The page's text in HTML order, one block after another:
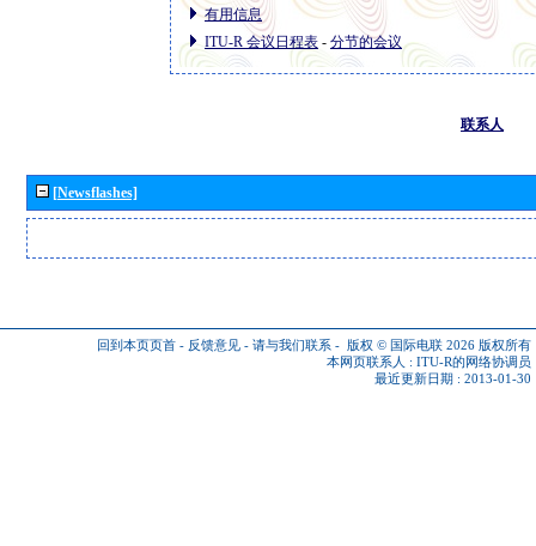
有用信息
ITU-R 会议日程表 - 分节的会议
联系人
[Newsflashes]
回到本页页首 - 反馈意见 - 请与我们联系 - 版权 © 国际电联 2026 版权所有
本网页联系人 : ITU-R的网络协调员
最近更新日期 : 2013-01-30